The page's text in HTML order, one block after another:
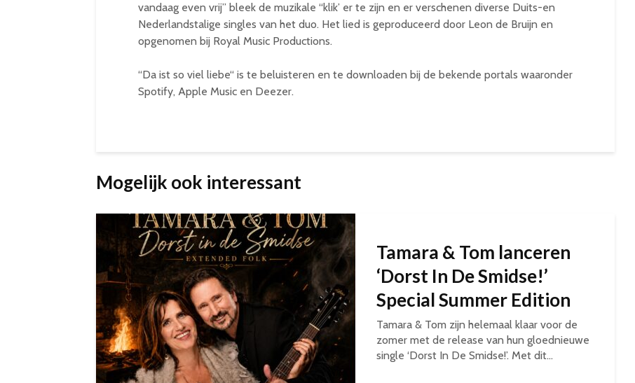
vandaag even vrij” bleek de muzikale “klik’ er te zijn en er verschenen diverse Duits-en
Nederlandstalige singles van het duo. Het lied is geproduceerd door Leon de Bruijn en
opgenomen bij Royal Music Productions.
“Da ist so viel liebe“ is te beluisteren en te downloaden bij de bekende portals waaronder
Spotify, Apple Music en Deezer.
Mogelijk ook interessant
Tamara & Tom lanceren
‘Dorst In De Smidse!’
Special Summer Edition
Tamara & Tom zijn helemaal klaar voor de
zomer met de release van hun gloednieuwe
single ‘Dorst In De Smidse!’. Met dit...